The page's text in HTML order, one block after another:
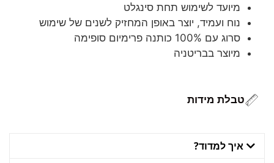
מיועד לשימוש תחת סינגלט
נוח ועמיד, יוצר באופן המחזיק לשנים של שימוש
סרוג עם 100% כותנה פרימיום סופימה
מיוצר בבריטניה
טבלת מידות
איך למדוד?